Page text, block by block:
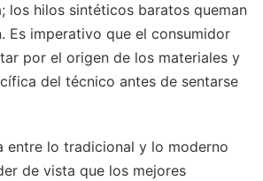
los hilos sintéticos baratos queman
Es imperativo que el consumidor
por el origen de los materiales y
del técnico antes de sentarse
entre lo tradicional y lo moderno
de vista que los mejores